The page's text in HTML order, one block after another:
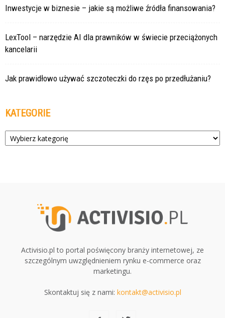
Inwestycje w biznesie – jakie są możliwe źródła finansowania?
LexTool – narzędzie AI dla prawników w świecie przeciążonych
kancelarii
Jak prawidłowo używać szczoteczki do rzęs po przedłużaniu?
KATEGORIE
Kategorie
Activisio.pl to portal poświęcony branży internetowej, ze
szczególnym uwzględnieniem rynku e-commerce oraz
marketingu.
Skontaktuj się z nami: kontakt@activisio.pl